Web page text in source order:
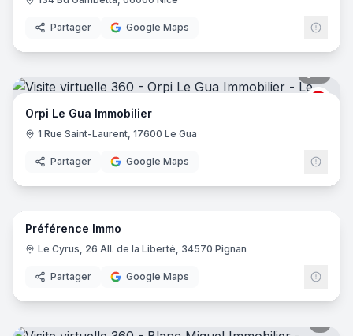
Partager Google Maps
ORPI
Orpi Le Gua Immobilier
1 Rue Saint-Laurent, 17600 Le Gua
Partager Google Maps
7
Préférence Immo
Le Cyrus, 26 All. de la Liberté, 34570 Pignan
Partager Google Maps